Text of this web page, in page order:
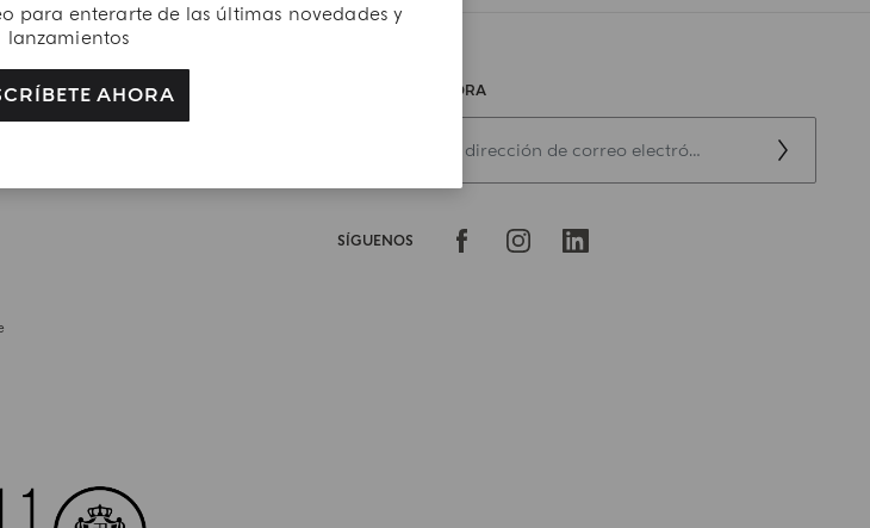
para enterarte de las últimas novedades y
lanzamientos
AHORA REGÍSTRATE AHORA
SÍGUENOS